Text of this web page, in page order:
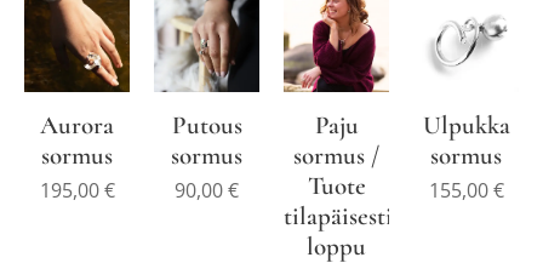
Aurora
sormus
195,00€
Putous
sormus
90,00€
Paju
sormus /
Tuote
tilapäisesti
loppu
Ulpukka
sormus
155,00€